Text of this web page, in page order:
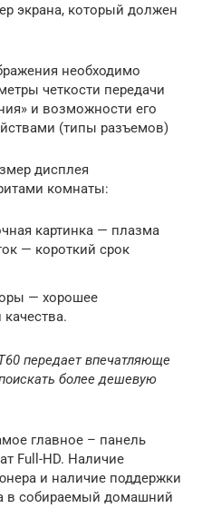
экрана, который должен
необходимо
четкости передачи
и возможности его
(типы разъемов)
дисплея
комнаты:
картинка — плазма
— короткий срок
— хорошее
передает впечатляюще
более дешевую
главное – панель
Full-HD. Наличие
и наличие поддержки
в собираемый домашний